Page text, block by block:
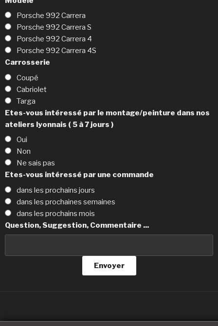
Porsche 992 Carrera
Porsche 992 Carrera S
Porsche 992 Carrera 4
Porsche 992 Carrera 4S
Carrosserie
Coupé
Cabriolet
Targa
Etes-vous intéressé par le montage/peinture dans nos
ateliers lyonnais ( 5 à 7 jours )
Oui
Non
Ne sais pas
Etes-vous intéressé par une commande
dans les prochains jours
dans les prochaines semaines
dans les prochains mois
Question, Suggestion, Commentaire ...
Envoyer